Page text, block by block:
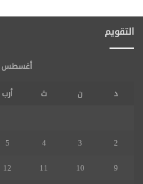
التقويم
أغسطس 2026
د
ن ث أرب
2
3
4
5
9
10
11
12